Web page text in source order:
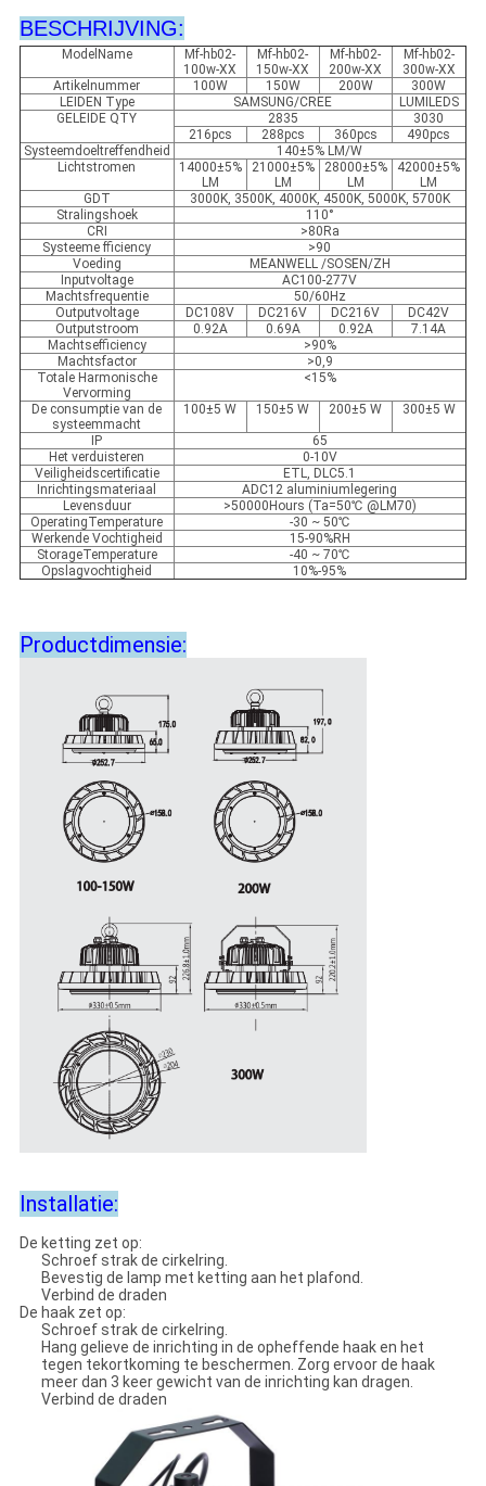
BESCHRIJVING:
ModelName
Mf-hb02-
100w-XX
Mf-hb02-
150w-XX
Mf-hb02-
200w-XX
Mf-hb02-
300w-XX
Artikelnummer
100W 150W 200W
300W
LEIDEN Type
SAMSUNG/CREE
LUMILEDS
GELEIDE QTY
2835
3030
216pcs
288pcs 360pcs
490pcs
Systeemdoeltreffendheid
140±5% LM/W
Lichtstromen
14000±5%
LM
21000±5%
LM
28000±5%
LM
42000±5%
LM
GDT
3000K, 3500K, 4000K, 4500K, 5000K, 5700K
Stralingshoek
110°
CRI
>80Ra
Systeeme fficiency
>90
Voeding
MEANWELL /SOSEN/ZH
Inputvoltage
AC100-277V
Machtsfrequentie
50/60Hz
Outputvoltage
DC108V DC216V DC216V
DC42V
Outputstroom
0.92A 0.69A 0.92A
7.14A
Machtsefficiency
>90%
Machtsfactor
>0,9
Totale Harmonische
Vervorming
<15%
De consumptie van de
systeemmacht
100±5 W 150±5 W 200±5 W 300±5 W
IP
65
Het verduisteren
0-10V
Veiligheidscertificatie
ETL, DLC5.1
Inrichtingsmateriaal
ADC12 aluminiumlegering
Levensduur
>50000Hours (Ta=50℃ @LM70)
OperatingTemperature
-30 ~ 50℃
Werkende Vochtigheid
15-90%RH
StorageTemperature
-40 ~ 70℃
Opslagvochtigheid
10%-95%
Productdimensie:
Installatie:
De ketting zet op:
Schroef strak de cirkelring.
Bevestig de lamp met ketting aan het plafond.
Verbind de draden
De haak zet op:
Schroef strak de cirkelring.
Hang gelieve de inrichting in de opheffende haak en het
tegen tekortkoming te beschermen. Zorg ervoor de haak
meer dan 3 keer gewicht van de inrichting kan dragen.
Verbind de draden